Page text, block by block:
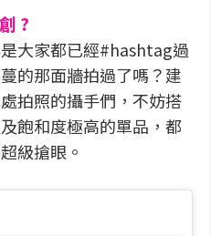
?
大家都已經#hashtag過
的那面牆拍過了嗎？建
拍照的攝手們，不妨搭
飽和度極高的單品，都
級搶眼。